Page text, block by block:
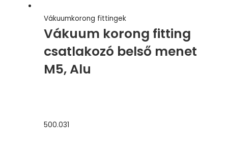
Vákuumkorong fittingek
Vákuum korong fitting
csatlakozó belső menet
M5, Alu
500.031